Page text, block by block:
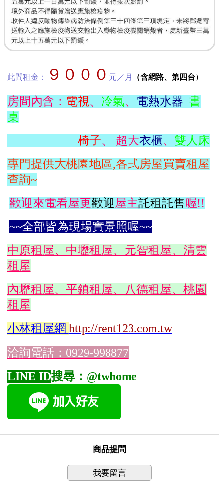
此間租金： ９０００ 元／月 （含網路、第四台）
房間內含： 電視、 冷氣、 電熱水器 書
桌
椅子、 超大衣櫃、 雙人床
專門提供大桃園地區,各式房屋買賣租屋
查詢~
歡迎來電看屋更歡迎屋主託租託售喔!!
~~全部皆為現場實景照喔~~
中原租屋、中壢租屋、元智租屋、清雲
租屋
內壢租屋、平鎮租屋、八德租屋、桃園
租屋
小林租屋網 http://rent123.com.tw
洽詢電話：0929-998877
LINE ID搜尋：@twhome
商品提問
我要留言